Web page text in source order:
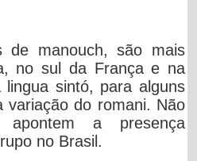
de manouch, são mais
no sul da França e na
sintó, para alguns
variação do romani. Não
a presença
no Brasil.